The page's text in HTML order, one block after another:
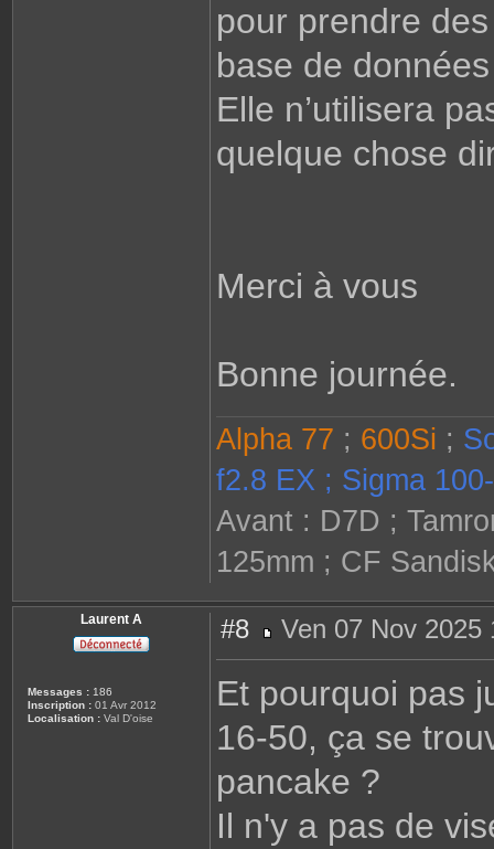
pour prendre
base de
Elle n’utilisera
quelque chose
Merci à vous
Bonne journée.
Alpha 77 ; 600Si ;
f2.8 EX ; Sigma
Avant : D7D ;
125mm ; CF
Laurent A
Messages : 186
Inscription : 01 Avr 2012
Localisation : Val D'oise
#8
e
a
e
Ven 07 Nov 2025
Et pourquoi pas
16-50, ça se
pancake ?
Il n'y a pas de